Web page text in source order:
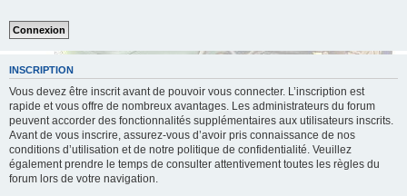
INSCRIPTION
Vous devez être inscrit avant de pouvoir vous connecter. L’inscription est
rapide et vous offre de nombreux avantages. Les administrateurs du forum
peuvent accorder des fonctionnalités supplémentaires aux utilisateurs inscrits.
Avant de vous inscrire, assurez-vous d’avoir pris connaissance de nos
conditions d’utilisation et de notre politique de confidentialité. Veuillez
également prendre le temps de consulter attentivement toutes les règles du
forum lors de votre navigation.